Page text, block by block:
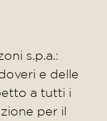
s.p.a.:
e delle
a tutti i
per il